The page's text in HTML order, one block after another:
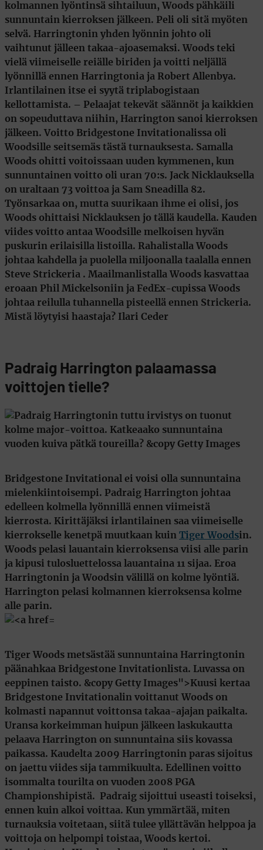
kolmannen lyöntinsä sihtailuun, Woods pähkäili
sunnuntain kierroksen jälkeen. Peli oli sitä myöten
selvä. Harringtonin yhden lyönnin johto oli
vaihtunut jälleen takaa-ajoasemaksi. Woods teki
vielä viimeiselle reiälle biriden ja voitti neljällä
lyönnillä ennen Harringtonia ja Robert Allenbya.
Irlantilainen itse ei syytä triplabogistaan
kellottamista. – Pelaajat tekevät säännöt ja kaikkien
on sopeuduttava niihin, Harrington sanoi kierroksen
jälkeen. Voitto Bridgestone Invitationalissa oli
Woodsille seitsemäs tästä turnauksesta. Samalla
Woods ohitti voitoissaan uuden kymmenen, kun
sunnuntainen voitto oli uran 70:s.
Jack Nicklauksella
on uraltaan 73 voittoa ja Sam Sneadilla 82.
Työnsarkaa on, mutta suurikaan ihme ei olisi, jos
Woods ohittaisi Nicklauksen jo tällä kaudella. Kauden
viides voitto antaa Woodsille melkoisen hyvän
puskurin erilaisilla listoilla. Rahalistalla Woods
johtaa kahdella ja puolella miljoonalla taalalla ennen
Steve Strickeria . Maailmanlistalla Woods kasvattaa
eroaan Phil Mickelsoniin ja FedEx-cupissa Woods
johtaa reilulla tuhannella pisteellä ennen Strickeria.
Mistä löytyisi haastaja? Ilari Ceder
Padraig Harrington palaamassa
voittojen tielle?
Bridgestone Invitational ei voisi olla sunnuntaina
mielenkiintoisempi. Padraig Harrington johtaa
edelleen kolmella lyönnillä ennen viimeistä
kierrosta. Kirittäjäksi irlantilainen saa viimeiselle
kierrokselle kenetpä muutkaan kuin Tiger Woodsin.
Woods pelasi lauantain kierroksensa viisi alle parin
ja kipusi tulosluettelossa lauantaina 11 sijaa. Eroa
Harringtonin ja Woodsin välillä on kolme lyöntiä.
Harrington pelasi kolmannen kierroksensa kolme
alle parin.
Tiger Woods metsästää sunnuntaina Harringtonin
päänahkaa Bridgestone Invitationlista. Luvassa on
eeppinen taisto. &copy Getty Images">Kuusi kertaa
Bridgestone Invitationalin voittanut Woods on
kolmasti napannut voittonsa takaa-ajajan paikalta.
Uransa korkeimman huipun jälkeen laskukautta
pelaava Harrington on sunnuntaina siis kovassa
paikassa. Kaudelta 2009 Harringtonin paras sijoitus
on jaettu viides sija tammikuulta. Edellinen voitto
isommalta tourilta on vuoden 2008 PGA
Championshipistä.  Padraig sijoittui useasti toiseksi,
ennen kuin alkoi voittaa. Kun ymmärtää, miten
turnauksia voitetaan, siitä tulee yllättävän helppoa ja
voittoja on helpompi toistaa, Woods kertoi.